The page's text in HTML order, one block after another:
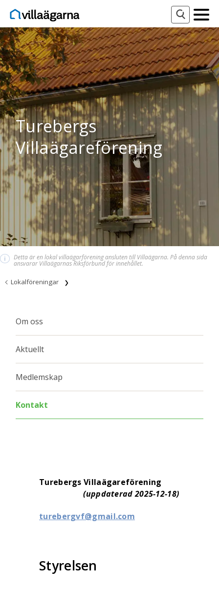
Turebergs
Villaägareförening
i Detta är en lokal villaägarförening ansluten till Villaägarna. På denna sida
ansvarar Villaägarnas Riksförbund för innehållet.
Lokalföreningar
Om oss
Aktuellt
Medlemskap
Kontakt
Turebergs Villaägareförening
(uppdaterad 2025-12-18)
turebergvf@gmail.com
Styrelsen